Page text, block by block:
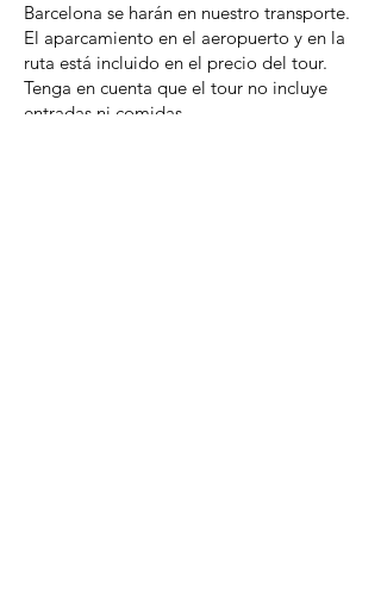
Barcelona se harán en nuestro transporte.
El aparcamiento en el aeropuerto y en la
ruta está incluido en el precio del tour.
Tenga en cuenta que el tour no incluye
entradas ni comidas.